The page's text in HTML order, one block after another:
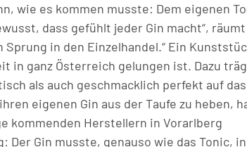
wie es kommen musste: Dem eigenen
dass gefühlt jeder Gin macht“, räumt
in den Einzelhandel.“ Ein
in ganz Österreich gelungen ist. Dazu
als auch geschmacklich perfekt auf das
eigenen Gin aus der Taufe zu heben,
kommenden Herstellern in Vorarlberg
Der Gin musste, genauso wie das Tonic, in